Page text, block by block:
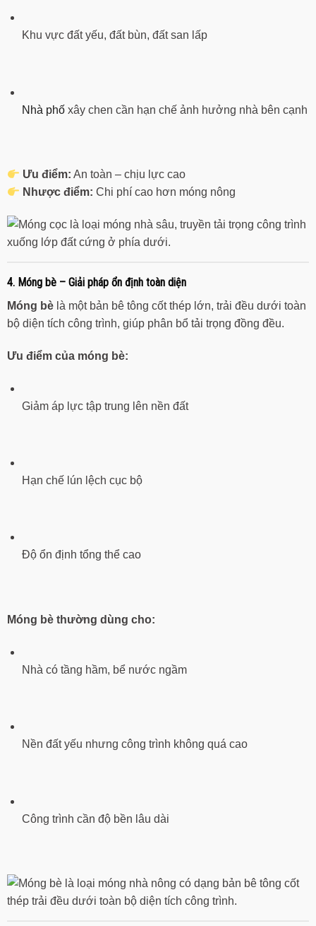
Khu vực đất yếu, đất bùn, đất san lấp
Nhà phốxây chen cần hạn chế ảnh hưởng nhà bên cạnh
Ưu điểm: An toàn – chịu lực cao
Nhược điểm: Chi phí cao hơn móng nông
4. Móng bè – Giải pháp ổn định toàn diện
Móng bè là một bản bê tông cốt thép lớn, trải đều dưới toàn
bộ diện tích công trình, giúp phân bổ tải trọng đồng đều.
Ưu điểm của móng bè:
Giảm áp lực tập trung lên nền đất
Hạn chế lún lệch cục bộ
Độ ổn định tổng thể cao
Móng bè thường dùng cho:
Nhà có tầng hầm, bể nước ngầm
Nền đất yếu nhưng công trình không quá cao
Công trình cần độ bền lâu dài